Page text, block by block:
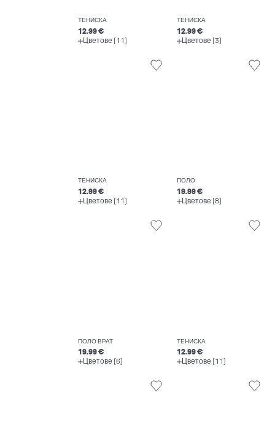
ТЕНИСКА
12.99 €
Цветове (11)
ТЕНИСКА
12.99 €
Цветове (3)
ТЕНИСКА
12.99 €
Цветове (11)
ПОЛО
19.99 €
Цветове (8)
ПОЛО ВРАТ
19.99 €
Цветове (6)
ТЕНИСКА
12.99 €
Цветове (11)